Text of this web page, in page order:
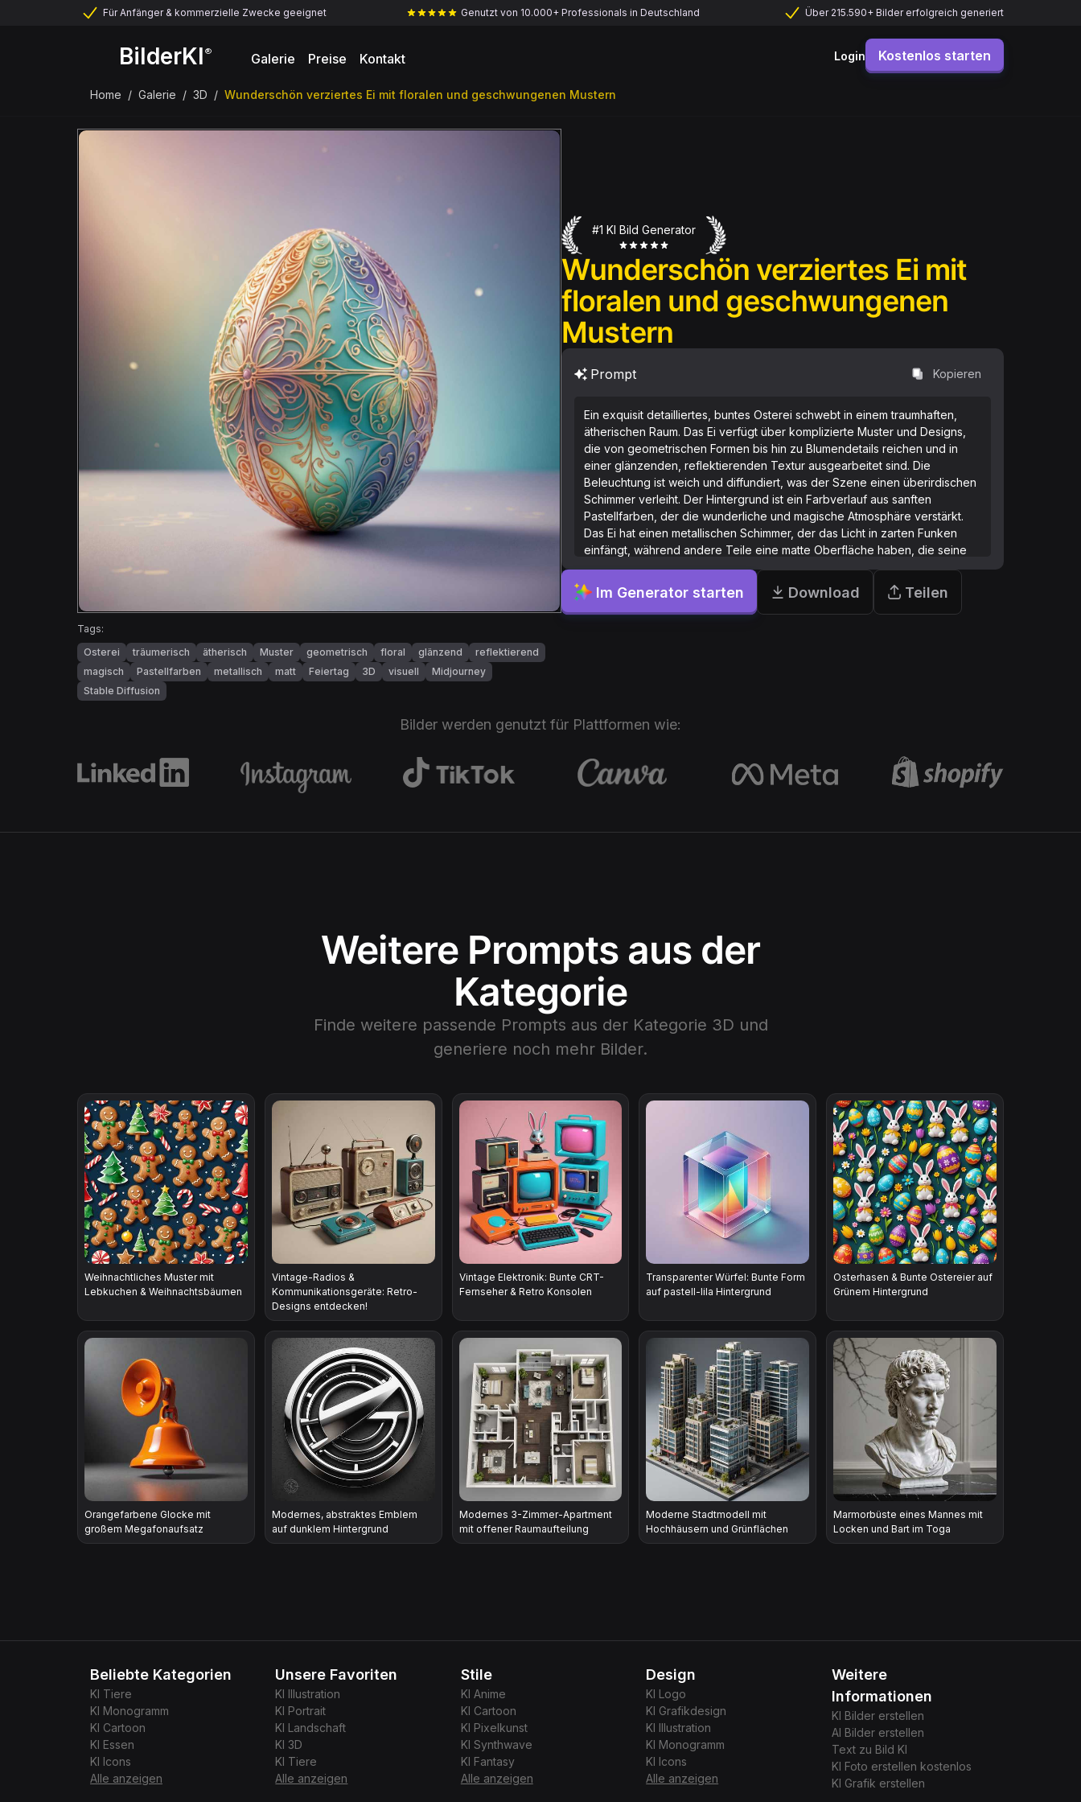
Für Anfänger & kommerzielle Zwecke geeignet Genutzt von 10.000+ Professionals in Deutschland Über 215.590+ Bilder erfolgreich generiert
BilderKI® Galerie Preise Kontakt Login Kostenlos starten
Home / Galerie / 3D / Wunderschön verziertes Ei mit floralen und geschwungenen Mustern
Tags:
Osterei
träumerisch ätherisch Muster geometrisch floral glänzend
reflektierend
magisch
Pastellfarben metallisch matt Feiertag 3D visuell
Midjourney
Stable Diffusion
#1 KI Bild Generator
Wunderschön verziertes Ei mit
floralen und geschwungenen
Mustern
Prompt Kopieren
Ein exquisit detailliertes, buntes Osterei schwebt in einem traumhaften,
ätherischen Raum. Das Ei verfügt über komplizierte Muster und Designs,
die von geometrischen Formen bis hin zu Blumendetails reichen und in
einer glänzenden, reflektierenden Textur ausgearbeitet sind. Die
Beleuchtung ist weich und diffundiert, was der Szene einen überirdischen
Schimmer verleiht. Der Hintergrund ist ein Farbverlauf aus sanften
Pastellfarben, der die wunderliche und magische Atmosphäre verstärkt.
Das Ei hat einen metallischen Schimmer, der das Licht in zarten Funken
einfängt, während andere Teile eine matte Oberfläche haben, die seine
aufwendigen Verzierungen hervorhebt. Die gesamte Szene vermittelt ein
Gefühl von Wunder und Verzauberung, perfekt, um den Feiertag in einem
fantastischen, 3D-Visual-Stil zu feiern.
Im Generator starten Download Teilen
Bilder werden genutzt für Plattformen wie:
Weitere Prompts aus der
Kategorie
Finde weitere passende Prompts aus der Kategorie 3D und
generiere noch mehr Bilder.
Weihnachtliches Muster mit
Lebkuchen & Weihnachtsbäumen
Vintage-Radios &
Kommunikationsgeräte: Retro-
Designs entdecken!
Vintage Elektronik: Bunte CRT-
Fernseher & Retro Konsolen
Transparenter Würfel: Bunte Form
auf pastell-lila Hintergrund
Osterhasen & Bunte Ostereier auf
Grünem Hintergrund
Orangefarbene Glocke mit
großem Megafonaufsatz
Modernes, abstraktes Emblem
auf dunklem Hintergrund
Modernes 3-Zimmer-Apartment
mit offener Raumaufteilung
Moderne Stadtmodell mit
Hochhäusern und Grünflächen
Marmorbüste eines Mannes mit
Locken und Bart im Toga
Beliebte Kategorien
KI Tiere
KI Monogramm
KI Cartoon
KI Essen
KI Icons
Alle anzeigen
Unsere Favoriten
KI Illustration
KI Portrait
KI Landschaft
KI3D
KI Tiere
Alle anzeigen
Stile
KI Anime
KI Cartoon
KI Pixelkunst
KI Synthwave
KI Fantasy
Alle anzeigen
Design
KI Logo
KI Grafikdesign
KI Illustration
KI Monogramm
KI Icons
Alle anzeigen
Weitere
Informationen
KI Bilder erstellen
AI Bilder erstellen
Text zu Bild KI
KI Foto erstellen kostenlos
KI Grafik erstellen